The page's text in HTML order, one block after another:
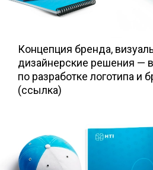
Концепция бренда,
дизайнерские решения —
по разработке логотипа и
(ссылка)